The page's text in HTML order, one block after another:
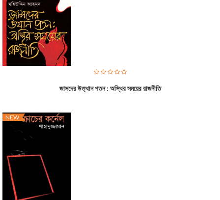
জাসদের উত্থান পতন : অস্থির সময়ের রাজনীতি
NEW